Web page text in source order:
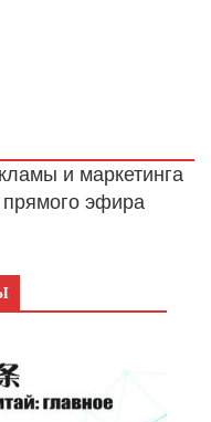
и маркетинга
эфира